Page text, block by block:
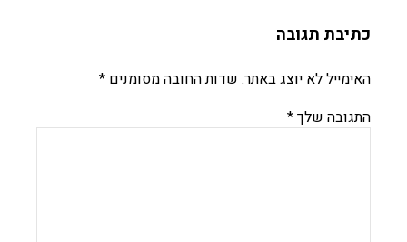
כתיבת תגובה
האימייל לא יוצג באתר. שדות החובה מסומנים *
התגובה שלך*